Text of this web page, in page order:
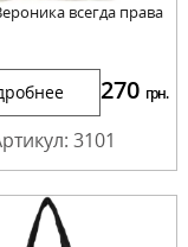
всегда права
270 грн.
3101